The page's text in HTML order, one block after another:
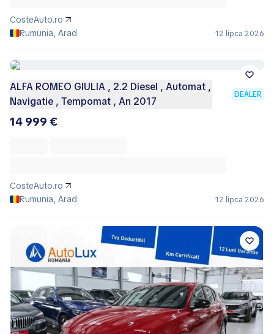
CosteAuto.ro
Rumunia, Arad
12 lipca 2026
ALFA ROMEO GIULIA , 2.2 Diesel , Automat ,
Navigatie , Tempomat , An 2017
DEALER
14 999 €
CosteAuto.ro
Rumunia, Arad
12 lipca 2026